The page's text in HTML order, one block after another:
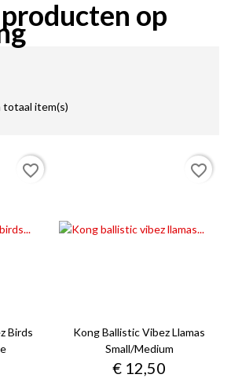
op
totaal item(s)
Birds
favorite_border
Kong Ballistic Vibez Llamas
Small/medium
Prijs
€ 12,50
favorite_border